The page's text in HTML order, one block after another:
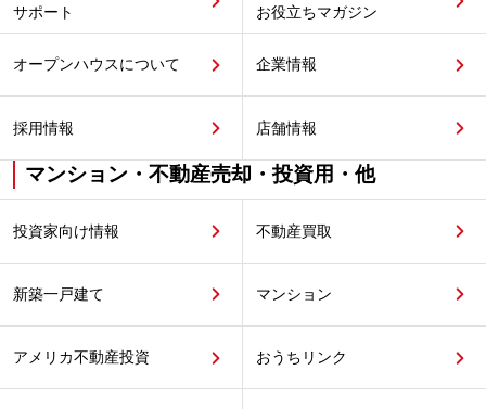
サポート
お役立ちマガジン
オープンハウスについて 企業情報
採用情報 店舗情報
マンション・不動産売却・投資用・他
投資家向け情報 不動産買取
新築一戸建て マンション
アメリカ不動産投資 おうちリンク